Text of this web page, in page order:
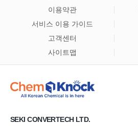
이용약관
서비스 이용 가이드
고객센터
사이트맵
SEKI CONVERTECH LTD.